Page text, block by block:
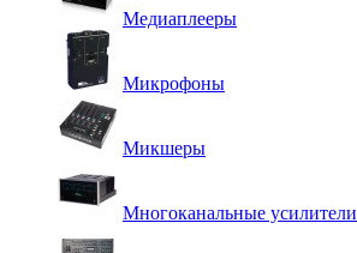
Медиаплееры
Микрофоны
Микшеры
Многоканальные усилители